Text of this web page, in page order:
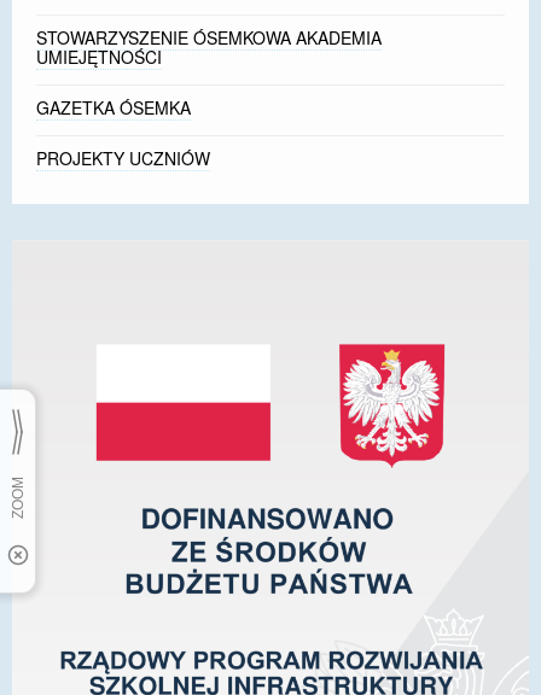
STOWARZYSZENIE ÓSEMKOWA AKADEMIA
UMIEJĘTNOŚCI
GAZETKA ÓSEMKA
PROJEKTY UCZNIÓW